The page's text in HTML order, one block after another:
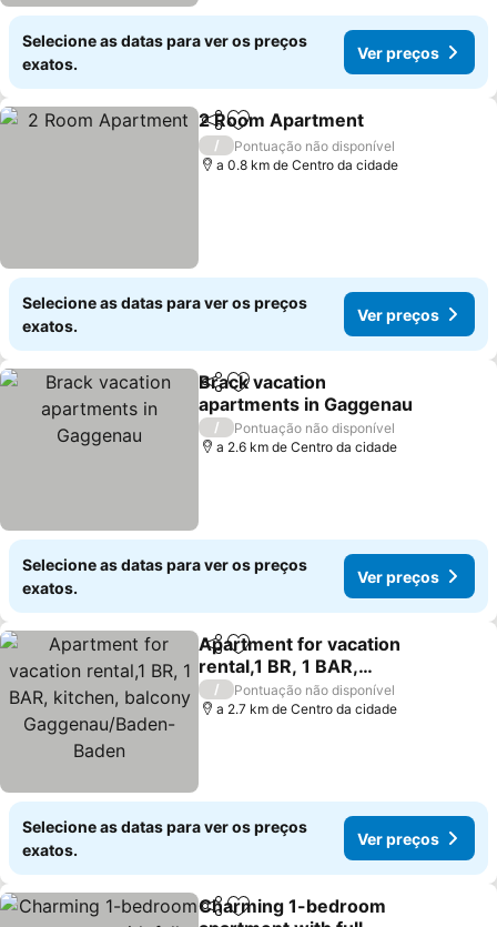
Selecione as datas para ver os preços
exatos.
Ver preços
PartilharAdicionar aos favoritos
2 Room Apartment
/
Pontuação não disponível
a 0.8 km de Centro da cidade
Selecione as datas para ver os preços
exatos.
Ver preços
PartilharAdicionar aos favoritos
Brack vacation
apartments in Gaggenau
Ver preços
/
Pontuação não disponível
a 2.6 km de Centro da cidade
Selecione as datas para ver os preços
exatos.
Ver preços
PartilharAdicionar aos favoritos
Apartment for vacation
rental,1 BR, 1 BAR,
kitchen, balcony
Gaggenau/Baden-Baden
Ver preços
/
Pontuação não disponível
a 2.7 km de Centro da cidade
Selecione as datas para ver os preços
exatos.
Ver preços
PartilharAdicionar aos favoritos
Charming 1-bedroom